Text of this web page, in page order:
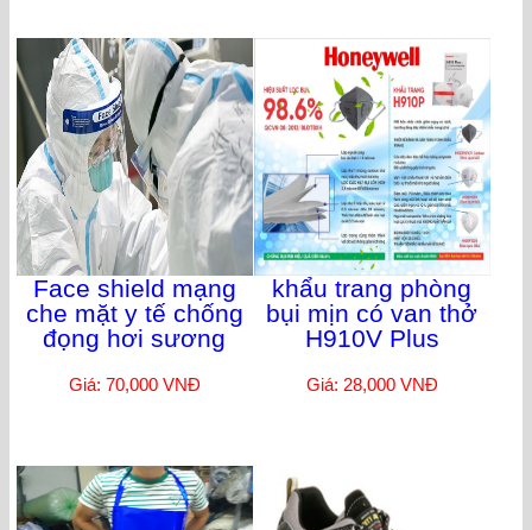
Face shield mạng
che mặt y tế chống
đọng hơi sương
Giá: 70,000 VNĐ
khẩu trang phòng
bụi mịn có van thở
H910V Plus
Giá: 28,000 VNĐ